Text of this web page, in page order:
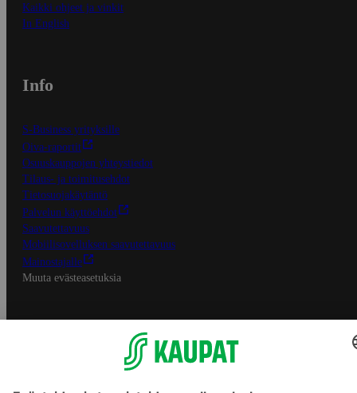
Kaikki ohjeet ja vinkit
In English
Info
S-Business yrityksille
Oiva-raportit
Osuuskauppojen yhteystiedot
Tilaus- ja toimitusehdot
Tietosuojakäytäntö
Palvelun käyttöehdot
Saavutettavuus
Mobiilisovelluksen saavutettavuus
Mainostajalle
Muuta evästeasetuksia
S-ryhmän palvelut